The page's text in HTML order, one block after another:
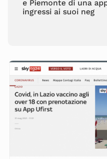
e Piemonte di una
ingressi ai suoi neg